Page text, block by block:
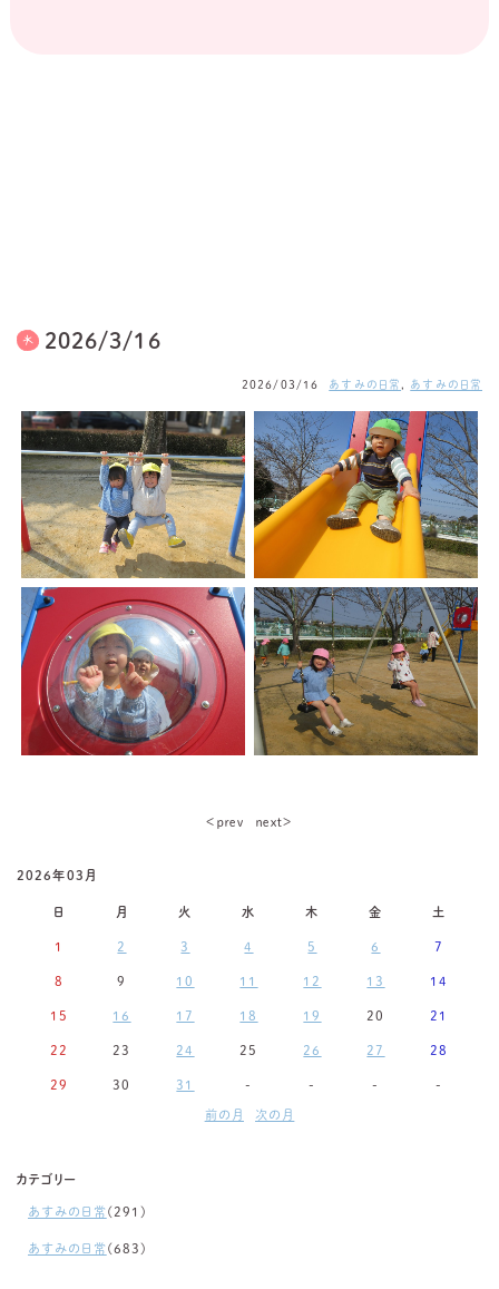
2026/3/16
2026/03/16 あすみの日常 , あすみの日常
＜ｐｒｅｖ ｎｅｘｔ＞
2026年03月
日 月 火 水 木 金 土
1 2 3 4 5 6 7
8 9 10 11 12 13 14
15 16 17 18 19 20 21
22 23 24 25 26 27 28
29 30 31 - - - -
前の月 次の月
カテゴリー
あすみの日常(291)
あすみの日常(683)